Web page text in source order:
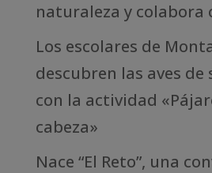
naturaleza y colabora
Los escolares de
descubren las aves
con la actividad
cabeza»
Nace “El Reto”, una